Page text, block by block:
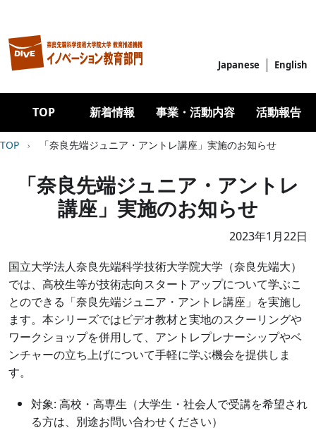
Japanese English
Main navigation
TOP 新着情報 事業・活動内容 活動報告
パンくず
TOP 「奈良先端ジュニア・アントレ講座」実施のお知らせ
「奈良先端ジュニア・アントレ
講座」実施のお知らせ
2023年1 月22日
国立大学法人奈良先端科学技術大学院大学（奈良先端大）
では、高校生等が技術志向スタートアップについて学ぶこ
とのできる「奈良先端ジュニア・アントレ講座」を実施し
ます。本シリーズではビデオ教材と実地のスクーリングや
ワークショップを併用して、アントレプレナーシップやベ
ンチャーの立ち上げについて手軽に学ぶ機会を提供しま
す。
対象: 高校・高専生（大学生・社会人で受講を希望され
る方は、別途お問い合わせください）